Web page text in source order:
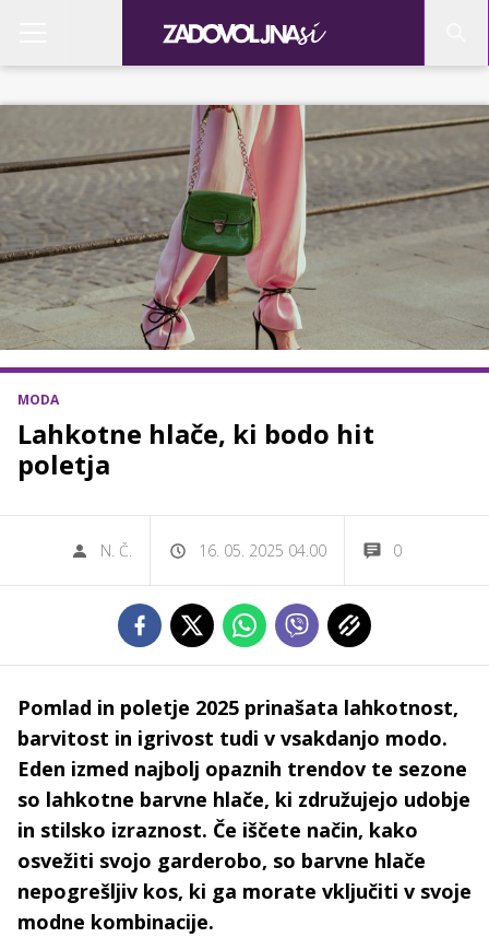
MODA
Lahkotne hlače, ki bodo hit
poletja
N. Č. 16. 05. 2025 04.00 0
Pomlad in poletje 2025 prinašata lahkotnost,
barvitost in igrivost tudi v vsakdanjo modo.
Eden izmed najbolj opaznih trendov te sezone
so lahkotne barvne hlače, ki združujejo udobje
in stilsko izraznost. Če iščete način, kako
osvežiti svojo garderobo, so barvne hlače
nepogrešljiv kos, ki ga morate vključiti v svoje
modne kombinacije.